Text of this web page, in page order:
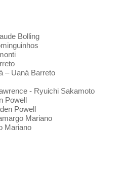
Bolling
– Uaná Barreto
- Ryuichi Sakamoto
Powell
Powell
Mariano
Mariano